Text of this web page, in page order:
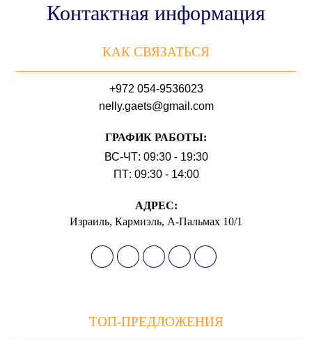
Контактная информация
КАК СВЯЗАТЬСЯ
+972 054-9536023
nelly.gaets@gmail.com
ГРАФИК РАБОТЫ:
ВС-ЧТ: 09:30 - 19:30
ПТ: 09:30 - 14:00
АДРЕС:
Израиль, Кармиэль, А-Пальмах 10/1
ТОП-ПРЕДЛОЖЕНИЯ